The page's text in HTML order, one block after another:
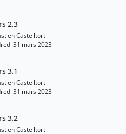
2.3
Castelltort
31 mars 2023
3.1
Castelltort
31 mars 2023
3.2
Castelltort